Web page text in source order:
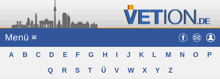
Menü ≡
A B C D E F G H I J K L M N O
P
Q
R S T Ü V W X Y Z